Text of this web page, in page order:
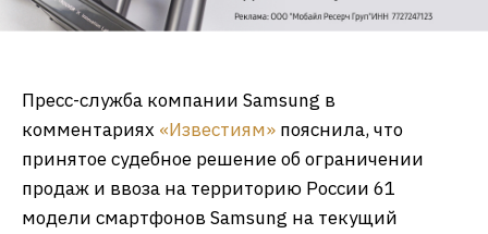
Пресс-служба компании Samsung в
комментариях «Известиям» пояснила, что
принятое судебное решение об ограничении
продаж и ввоза на территорию России 61
модели смартфонов Samsung на текущий